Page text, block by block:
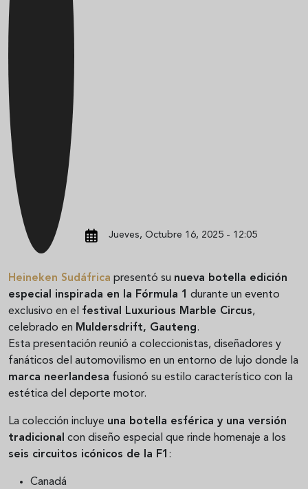
Jueves, Octubre 16, 2025 - 12:05
Heineken Sudáfrica presentó su nueva botella edición
especial inspirada en la Fórmula 1 durante un evento
exclusivo en el festival Luxurious Marble Circus,
celebrado en Muldersdrift, Gauteng.
Esta presentación reunió a coleccionistas, diseñadores y
fanáticos del automovilismo en un entorno de lujo donde la
marca neerlandesa fusionó su estilo característico con la
estética del deporte motor.
La colección incluye una botella esférica y una versión
tradicional con diseño especial que rinde homenaje a los
seis circuitos icónicos de la F1 :
Canadá